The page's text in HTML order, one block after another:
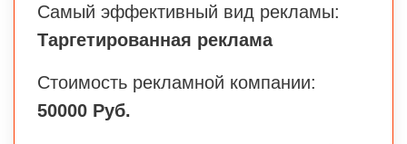
Самый эффективный вид рекламы:
Таргетированная реклама
Стоимость рекламной компании:
50000 Руб.